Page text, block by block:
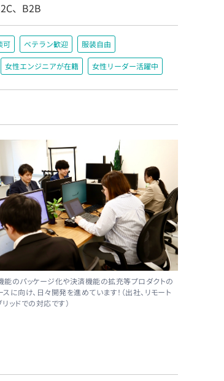
、B2B
可 ベテラン歓迎 服装自由
女性エンジニアが在籍 女性リーダー活躍中
能のパッケージ化や決済機能の拡充等プロダクトの
スに向け、日々開発を進めています！（出社、リモート
ッドでの対応です）